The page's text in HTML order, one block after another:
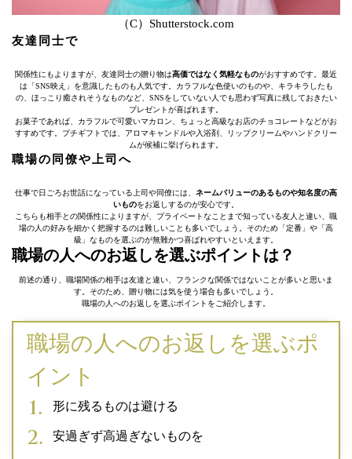
（C）Shutterstock.com
友達同士で
関係性にもよりますが、友達同士の贈り物は高価ではなく気軽なものがおすすめです。最近
は「SNS映え」を意識したものも人気です。カラフルな色使いのものや、キラキラしたも
の、ほっこり癒されそうなものなど、SNSをしていない人でも思わず写真に残しておきたい
プレゼントが喜ばれます。
お菓子であれば、カラフルで可愛いマカロン、ちょっと高級なお店のチョコレートなどがお
すすめです。プチギフトでは、アロマキャンドルや入浴剤、リップクリームやハンドクリー
ムが候補に挙げられます。
職場の同僚や上司へ
仕事で日ごろお世話になっている上司や同僚には、 ネームバリューのあるものや知名度の高
いものをお返しするのが安心です。
こちらも相手との関係性によりますが、プライベートなことまで知っている友人と違い、職
場の人の好みを細かく把握するのは難しいことも多いでしょう。そのため「定番」や「高
級」なものを選ぶのが無難かつ喜ばれやすいといえます。
職場の人へのお返しを選ぶポイントは？
前述の通り、職場関係の相手は友達と違い、フランクな関係ではないことが多いと思いま
す。そのため、贈り物には気を使う場合も多いでしょう。
職場の人へのお返しを選ぶポイントをご紹介します。
職場の人へのお返しを選ぶポ
イント
形に残るものは避ける
安過ぎず高過ぎないものを